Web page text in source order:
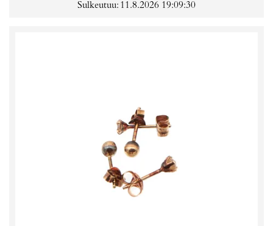
Sulkeutuu: 11.8.2026 19:09:30